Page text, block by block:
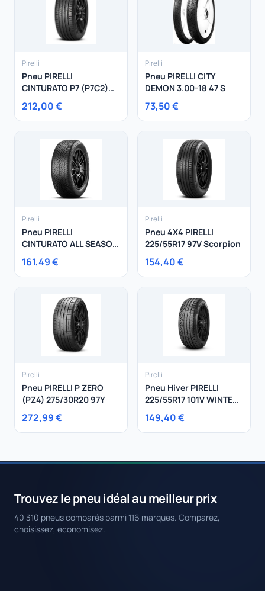
Pirelli
Pneu PIRELLI
CINTURATO P7 (P7C2)
212,00 €
Pirelli
Pneu PIRELLI CITY
DEMON 3.00-18 47 S
73,50 €
Pirelli
Pneu PIRELLI
CINTURATO ALL SEASON
161,49 €
Pirelli
Pneu 4X4 PIRELLI
225/55R17 97V Scorpion
154,40 €
Pirelli
Pneu PIRELLI P ZERO
(PZ4) 275/30R20 97Y
272,99 €
Pirelli
Pneu Hiver PIRELLI
225/55R17 101V WINTER
149,40 €
Trouvez le pneu idéal au meilleur prix
40 310 pneus comparés parmi 116 marques. Comparez,
choisissez, économisez.